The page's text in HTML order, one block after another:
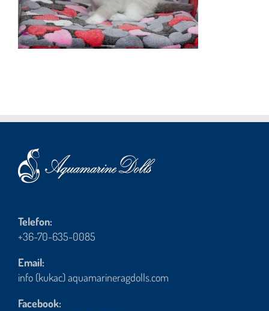
Telefon:
+36-70-635-0085
Email:
info (kukac) aquamarineragdolls.com
Facebook: